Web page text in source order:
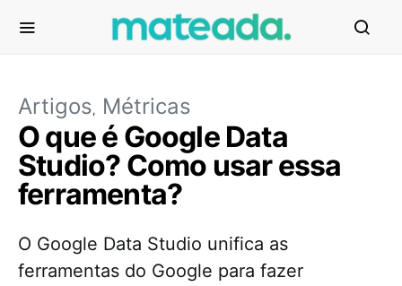
Artigos Métricas
O que é Google Data
Studio? Como usar essa
ferramenta?
O Google Data Studio unifica as
ferramentas do Google para fazer